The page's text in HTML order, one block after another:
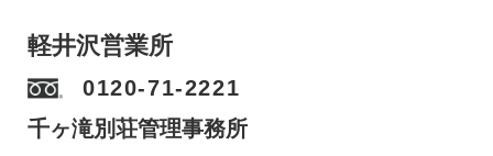
軽井沢営業所
0120-71-2221
千ヶ滝別荘管理事務所